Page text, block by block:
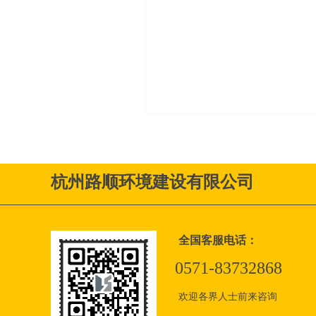
杭州路顺环境建设有限公司
全国客服电话：
欢迎各界人士前来咨询
0571-83732868